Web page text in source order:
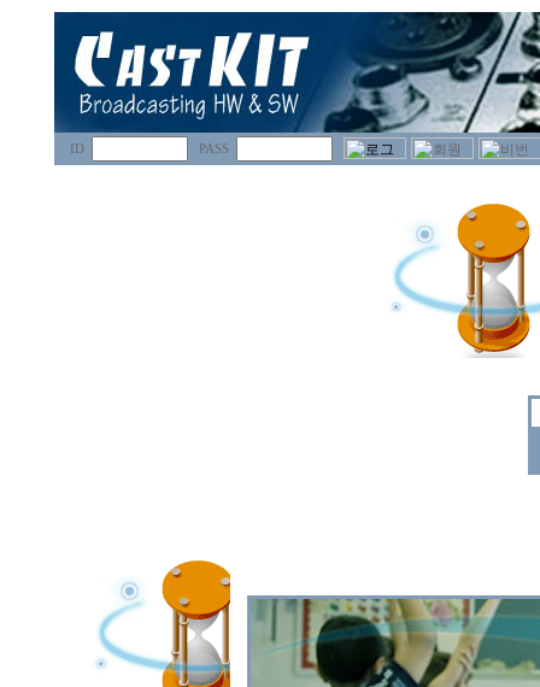
ID PASS